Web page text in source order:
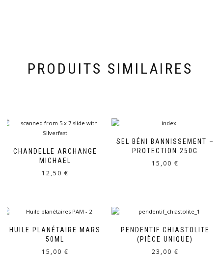
PRODUITS SIMILAIRES
CHANDELLE ARCHANGE
MICHAEL
12,50 €
SEL BÉNI BANNISSEMENT –
PROTECTION 250G
15,00 €
HUILE PLANÉTAIRE MARS
50ML
15,00 €
PENDENTIF CHIASTOLITE
(PIÈCE UNIQUE)
23,00 €